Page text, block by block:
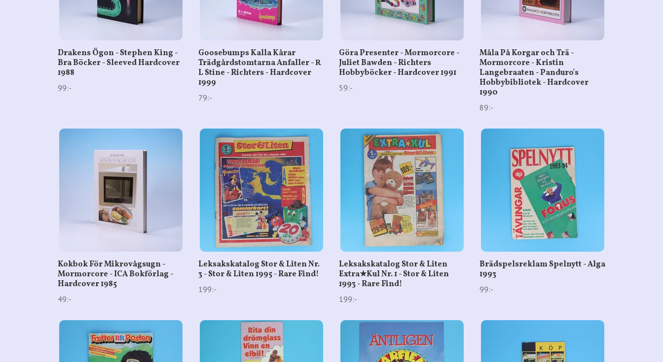
Drakens Ögon - Stephen King -
Bra Böcker - Sleeved Hardcover
1988
99:-
Goosebumps Kalla Kårar
Trädgårdstomtarna Anfaller - R
L Stine - Richters - Hardcover
1999
79:-
Göra Presenter - Mormorcore -
Juliet Bawden - Richters
Hobbyböcker - Hardcover 1991
59:-
Måla På Korgar och Trä -
Mormorcore - Kristin
Langebraaten - Panduro's
Hobbybibliotek - Hardcover
1990
89:-
Kokbok För Mikrovågsugn -
Mormorcore - ICA Bokförlag -
Hardcover 1985
49:-
Leksakskatalog Stor & Liten Nr.
3 - Stor & Liten 1995 - Rare Find!
199:-
Leksakskatalog Stor & Liten
Extra★Kul Nr. 1 - Stor & Liten
1993 - Rare Find!
199:-
Brädspelsreklam Spelnytt - Alga
1993
99:-